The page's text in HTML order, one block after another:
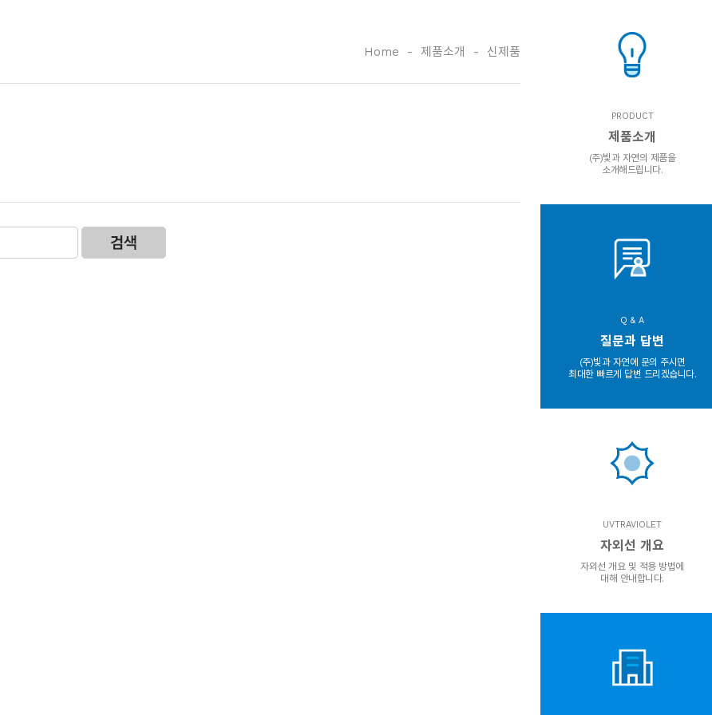
Home - 제품소개 - 신제품
PRODUCT
제품소개
(주)빛과 자연의 제품을
소개해드립니다.
Q & A
질문과 답변
(주)빛과 자연에 문의 주시면
최대한 빠르게 답변 드리겠습니다.
UVTRAVIOLET
자외선 개요
자외선 개요 및 적용 방법에
대해 안내합니다.